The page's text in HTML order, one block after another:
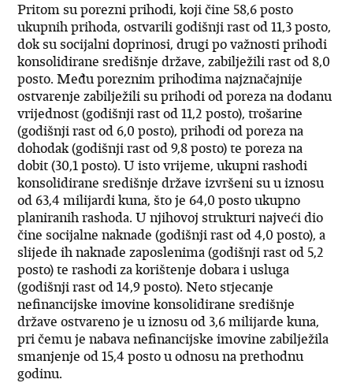
Pritom su porezni prihodi, koji čine 58,6 posto
ukupnih prihoda, ostvarili godišnji rast od 11,3 posto,
dok su socijalni doprinosi, drugi po važnosti prihodi
konsolidirane središnje države, zabilježili rast od 8,0
posto. Među poreznim prihodima najznačajnije
ostvarenje zabilježili su prihodi od poreza na dodanu
vrijednost (godišnji rast od 11,2 posto), trošarine
(godišnji rast od 6,0 posto), prihodi od poreza na
dohodak (godišnji rast od 9,8 posto) te poreza na
dobit (30,1 posto). U isto vrijeme, ukupni rashodi
konsolidirane središnje države izvršeni su u iznosu
od 63,4 milijardi kuna, što je 64,0 posto ukupno
planiranih rashoda. U njihovoj strukturi najveći dio
čine socijalne naknade (godišnji rast od 4,0 posto), a
slijede ih naknade zaposlenima (godišnji rast od 5,2
posto) te rashodi za korištenje dobara i usluga
(godišnji rast od 14,9 posto). Neto stjecanje
nefinancijske imovine konsolidirane središnje
države ostvareno je u iznosu od 3,6 milijarde kuna,
pri čemu je nabava nefinancijske imovine zabilježila
smanjenje od 15,4 posto u odnosu na prethodnu
godinu.